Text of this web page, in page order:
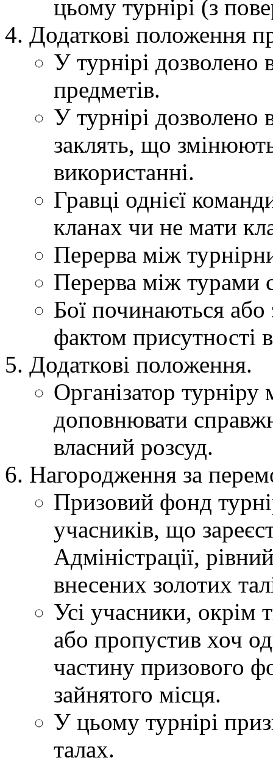
цьому турнірі (з
Додаткові положення
У турнірі дозволено
предметів.
У турнірі дозволено
заклять, що
використанні.
Гравці однієї
кланах чи не мати
Перерва між
Перерва між турами
Бої починаються або
фактом присутності
Додаткові положення.
Організатор
доповнювати
власний розсуд.
Нагородження за
Призовий фонд
учасників, що
Адміністрації,
внесених золотих
Усі учасники, окрім
або пропустив хоч
частину призового
зайнятого місця.
У цьому турнірі
талах.